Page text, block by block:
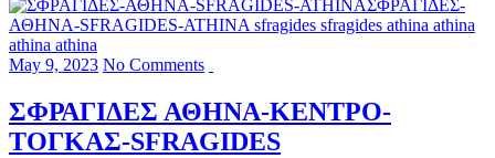
May 9, 2023 No Comments
ΣΦΡΑΓΙΔΕΣ ΑΘΗΝΑ-ΚΕΝΤΡΟ-
ΤΟΓΚΑΣ-SFRAGIDES